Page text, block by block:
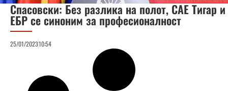
Спасовски: Без разлика на полот, САЕ Тигар и
ЕБР се синоним за професионалност
25/01/202310:54